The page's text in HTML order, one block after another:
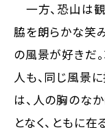
一方、恐山は
脇を朗らかな笑
の風景が好きだ
人も、同じ風景
は、人の胸のな
となく、ともに